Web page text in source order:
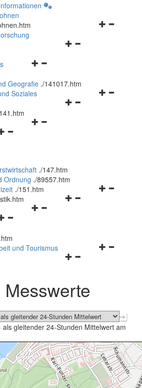
Navigationsmenü
Navigationsmenü
und
schließen
Geografie ./141017.htm
Navigationsmenü
Soziales
Navigationsmenü
./147.htm
Ordnung ./89557.htm
Navigationsmenü
./151.htm
Navigationsmenü
Navigationsmenü
schließen
und Tourismus
als gleitender 24-Stunden Mittelwert am